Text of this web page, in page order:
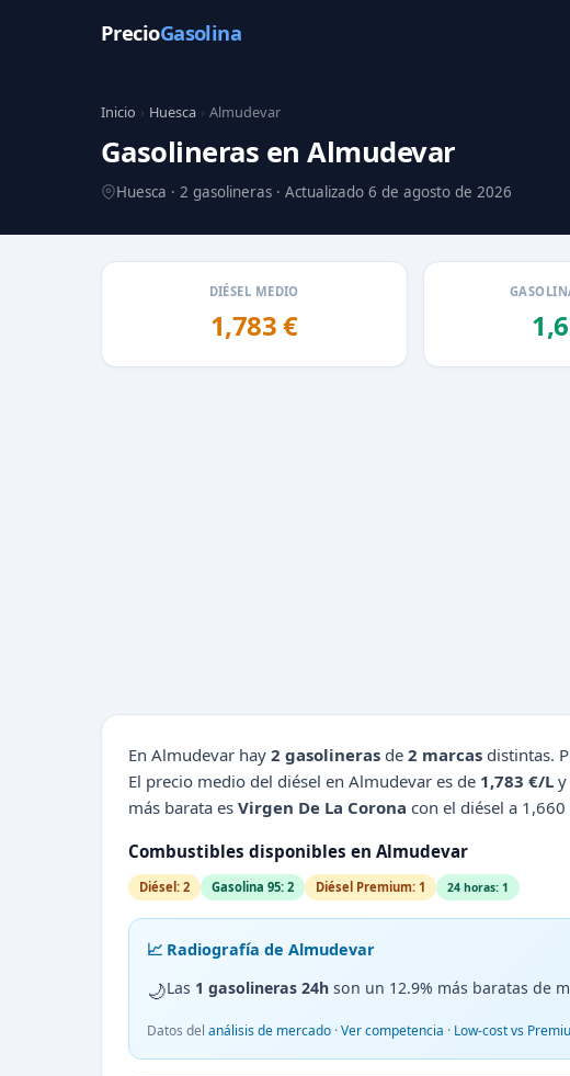
PrecioGasolina
Inicio › Huesca › Almudevar
Gasolineras en Almudevar
Huesca · 2 gasolineras · Actualizado 6 de agosto de 2026
DIÉSEL MEDIO
1,783 €
En Almudevar hay 2 gasolineras de 2 marcas distintas.
El precio medio del diésel en Almudevar es de 1,783 €/L y
más barata es Virgen De La Corona con el diésel a 1,660
Combustibles disponibles en Almudevar
Diésel: 2 Gasolina 95: 2 Diésel Premium: 1 24 horas: 1
📈 Radiografía de Almudevar
🌙Las 1 gasolineras 24h son un 12.9% más baratas de
Datos del análisis de mercado ·Ver competencia · Low-cost vs